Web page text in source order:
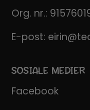
Org. nr.:
E-post:
SOSIALE MEDIER
Facebook